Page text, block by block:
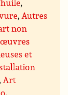
,
,Autres
non
œuvres
et
,Art
,